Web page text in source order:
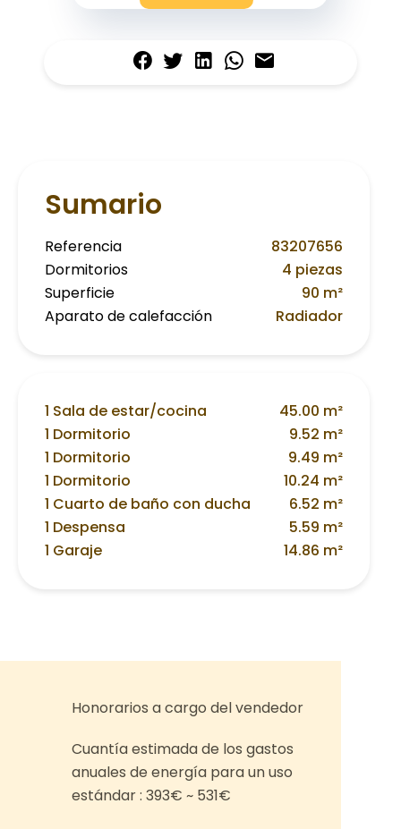
Sumario
Referencia
83207656
Dormitorios
4 piezas
Superficie
90 m²
Aparato de calefacción
Radiador
1 Sala de estar/cocina
45.00 m²
1 Dormitorio
9.52 m²
1 Dormitorio
9.49 m²
1 Dormitorio
10.24 m²
1 Cuarto de baño con ducha
6.52 m²
1 Despensa
5.59 m²
1 Garaje
14.86 m²
Honorarios a cargo del vendedor
Cuantía estimada de los gastos
anuales de energía para un uso
estándar : 393€ ~ 531€